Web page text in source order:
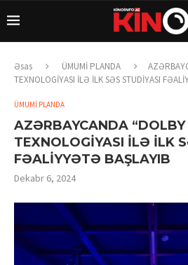
Əsas ÜMUMİ PLANDA
TEXNOLOGİYASI İLƏ İLK SƏS STUDİYASI
ÜMUMİ PLANDA
AZƏRBAYCANDA “DOLBY
TEXNOLOGİYASI İLƏ İLK
FƏALİYYƏTƏ BAŞLAYIB
Dekabr 6, 2024